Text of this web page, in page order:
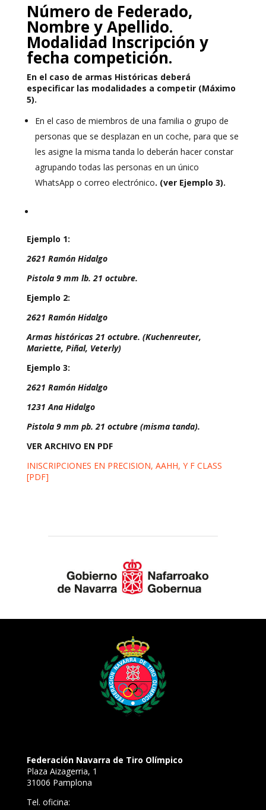
Número de Federado,
Nombre y Apellido.
Modalidad Inscripción y
fecha competición.
En el caso de armas Históricas deberá
especificar las modalidades a competir (Máximo
5).
En el caso de miembros de una familia o grupo de
personas que se desplazan en un coche, para que se
les asigne la misma tanda lo deberán hacer constar
agrupando todas las personas en un único
WhatsApp o correo electrónico. (ver Ejemplo 3).
Ejemplo 1:
2621 Ramón Hidalgo
Pistola 9 mm lb. 21 octubre.
Ejemplo 2:
2621 Ramón Hidalgo
Armas históricas 21 octubre. (Kuchenreuter,
Mariette, Piñal, Veterly)
Ejemplo 3:
2621 Ramón Hidalgo
1231 Ana Hidalgo
Pistola 9 mm pb. 21 octubre (misma tanda).
VER ARCHIVO EN PDF
INISCRIPCIONES EN PRECISION, AAHH, Y F CLASS
[PDF]
Federación Navarra de Tiro Olímpico
Plaza Aizagerria, 1
31006 Pamplona
Tel. oficina: